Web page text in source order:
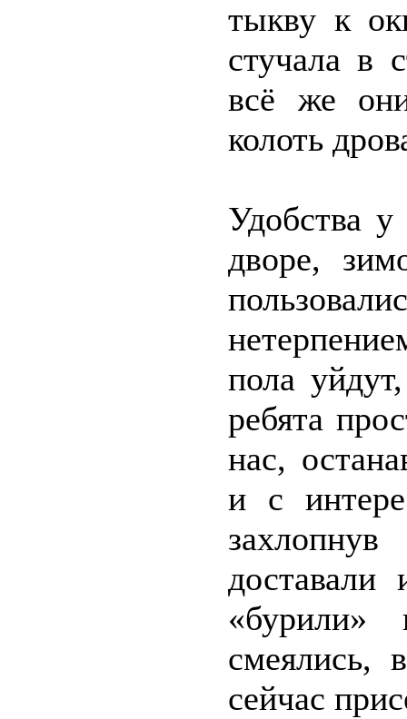
тыкву к
стучала в
всё же
колоть
Удобства у
дворе,
пола
ребята
нас,
и с
доставали
смеялись,
сейчас